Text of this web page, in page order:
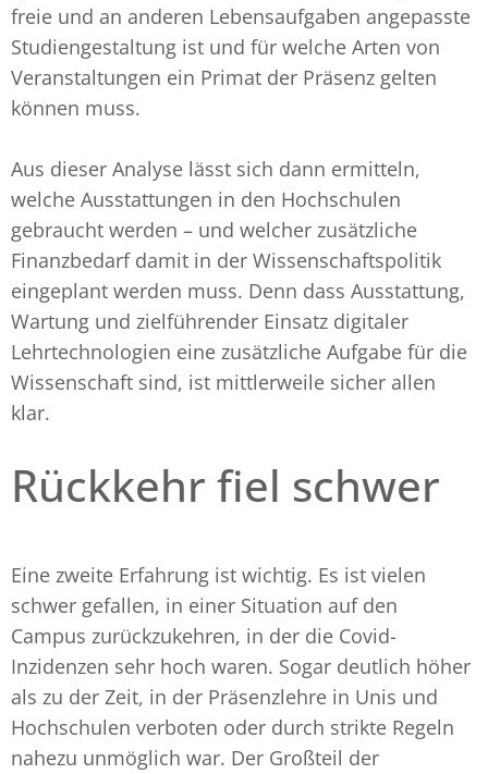
freie und an anderen Lebensaufgaben angepasste
Studiengestaltung ist und für welche Arten von
Veranstaltungen ein Primat der Präsenz gelten
können muss.
Aus dieser Analyse lässt sich dann ermitteln,
welche Ausstattungen in den Hochschulen
gebraucht werden – und welcher zusätzliche
Finanzbedarf damit in der Wissenschaftspolitik
eingeplant werden muss. Denn dass Ausstattung,
Wartung und zielführender Einsatz digitaler
Lehrtechnologien eine zusätzliche Aufgabe für die
Wissenschaft sind, ist mittlerweile sicher allen
klar.
Rückkehr fiel schwer
Eine zweite Erfahrung ist wichtig. Es ist vielen
schwer gefallen, in einer Situation auf den
Campus zurückzukehren, in der die Covid-
Inzidenzen sehr hoch waren. Sogar deutlich höher
als zu der Zeit, in der Präsenzlehre in Unis und
Hochschulen verboten oder durch strikte Regeln
nahezu unmöglich war. Der Großteil der